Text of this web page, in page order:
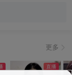
更多